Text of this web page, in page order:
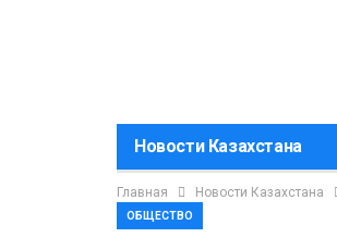
Новости Казахстана
Главная Новости Казахстана
ОБЩЕСТВО